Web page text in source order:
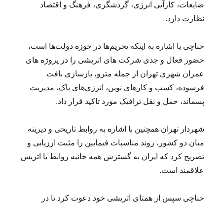
ضایعات، کارآیی انرژی، گردشگری، فرهنگ و اقتصاد
نظارت دارد.
حناچی با اشاره به اینکه تحریم‌ها در حوزه دولت‌ها است،
حضور فعال و جدی شرکت های اتریشی را در پروژه های
عمران شهری تهران از جمله مترو، بازسازی بافت
فرسوده، کسب و کارهای نوین، انرژی‌های پاک، مدیریت
پسماند، حمل و نقل ترافیک مورد تاکید قرار داد.
شهردار تهران همچنین با اشاره به روابط تاریخی و دیرینه
میان دو کشور، روند مناسبات فیمابین را مثبت ارزیابی و
تصریح کرد که ایران به گسترش همه جانبه روابط با اتریش
علاقمند است.
حناچی سپس از همتای اتریشی خود دعوت کرد تا در